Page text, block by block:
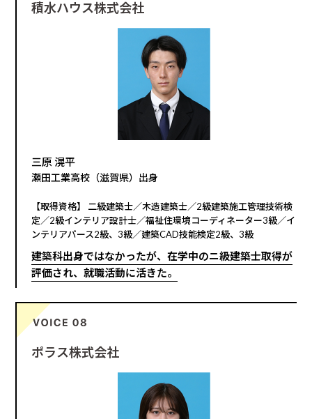
積水ハウス株式会社
三原 滉平
瀬田工業高校（滋賀県）出身
【取得資格】 二級建築士／木造建築士／2級建築施工管理技術検
定／2級インテリア設計士／福祉住環境コーディネーター3級／イ
ンテリアパース2級、3級／建築CAD技能検定2級、3級
建築科出身ではなかったが、在学中のニ級建築士取得が
評価され、就職活動に活きた。
ポラス株式会社